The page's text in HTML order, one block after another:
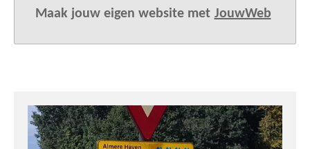
Maak jouw eigen website met JouwWeb